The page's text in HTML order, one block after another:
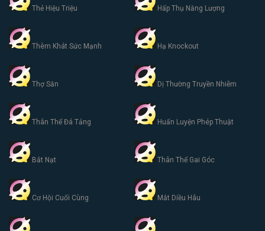
Thẻ Hiệu Triệu Hấp Thụ Năng Lượng
Thèm Khát Sức Mạnh Hạ Knockout
Thợ Săn Dị Thường Truyền Nhiễm
Thân Thể Đá Tảng Huấn Luyện Phép Thuật
Bắt Nạt Thân Thể Gai Góc
Cơ Hội Cuối Cùng Mắt Diều Hâu